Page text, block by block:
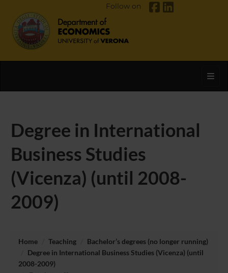
Follow on
Degree in International
Business Studies
(Vicenza) (until 2008-
2009)
Home Teaching
Bachelor’s degrees (no longer running)
Degree in International Business Studies (Vicenza) (until
2008-2009)